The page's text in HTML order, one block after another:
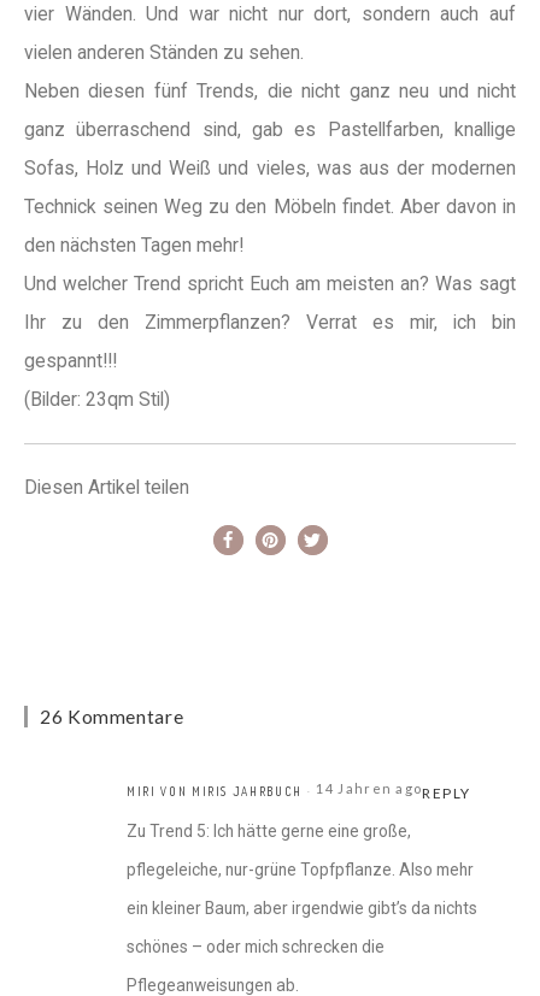
vier Wänden. Und war nicht nur dort, sondern auch auf
vielen anderen Ständen zu sehen.
Neben diesen fünf Trends, die nicht ganz neu und nicht
ganz überraschend sind, gab es Pastellfarben, knallige
Sofas, Holz und Weiß und vieles, was aus der modernen
Technick seinen Weg zu den Möbeln findet. Aber davon in
den nächsten Tagen mehr!
Und welcher Trend spricht Euch am meisten an? Was sagt
Ihr zu den Zimmerpflanzen? Verrat es mir, ich bin
gespannt!!!
(Bilder: 23qm Stil)
Diesen Artikel teilen
26 Kommentare
MIRI VON MIRIS JAHRBUCH 14 Jahren agoREPLY
Zu Trend 5: Ich hätte gerne eine große,
pflegeleiche, nur-grüne Topfpflanze. Also mehr
ein kleiner Baum, aber irgendwie gibt’s da nichts
schönes – oder mich schrecken die
Pflegeanweisungen ab.